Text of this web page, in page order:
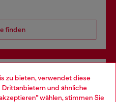
zu bieten, verwendet diese
und ähnliche
wählen, stimmen Sie
finden
Angebot, online und